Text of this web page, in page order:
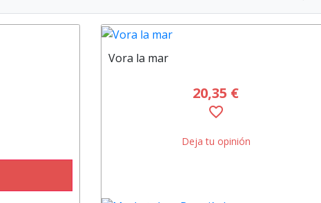
Vora la mar
20,35 €
favorite_border
Deja tu opinión